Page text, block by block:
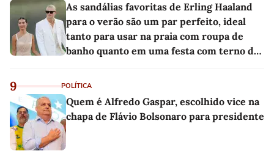
As sandálias favoritas de Erling Haaland
para o verão são um par perfeito, ideal
tanto para usar na praia com roupa de
banho quanto em uma festa com terno de
9 POLÍTICA
Quem é Alfredo Gaspar, escolhido vice na
chapa de Flávio Bolsonaro para presidente